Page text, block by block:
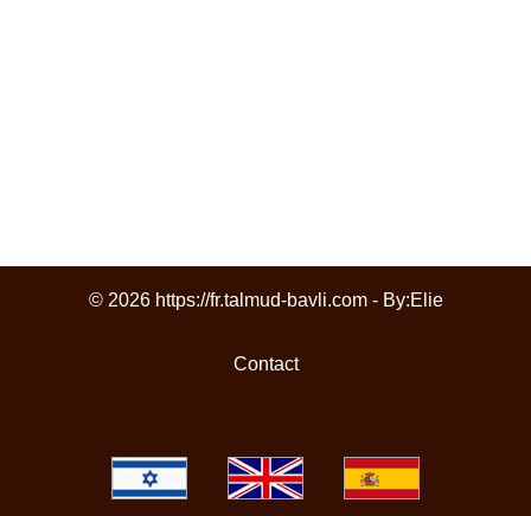
© 2026 https://fr.talmud-bavli.com - By:Elie
Contact